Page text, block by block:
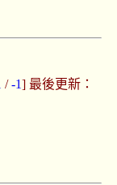
/-1] 最後更新：